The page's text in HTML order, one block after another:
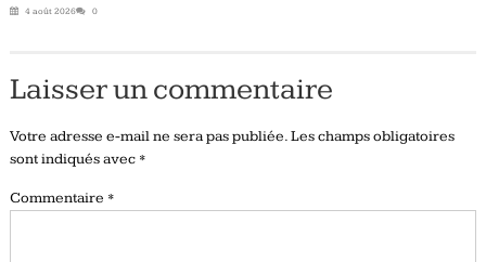
4 août 2026 0
Laisser un commentaire
Votre adresse e-mail ne sera pas publiée.Les champs obligatoires
sont indiqués avec *
Commentaire *